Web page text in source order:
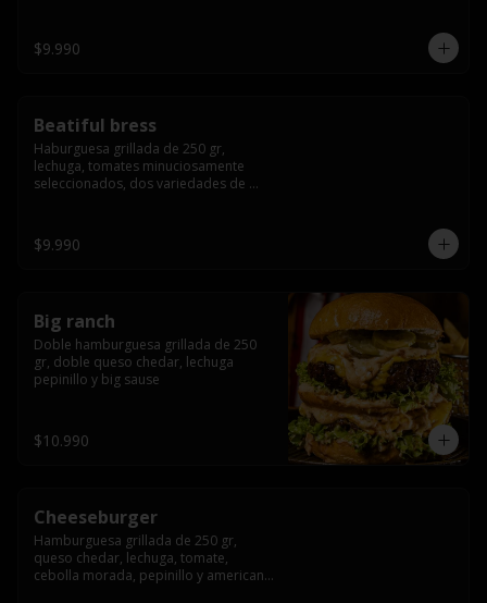
$9.990
Beatiful bress
Haburguesa grillada de 250 gr,
lechuga, tomates minuciosamente
seleccionados, dos variedades de
lentamente en el grill, para finalizar
todo con una envolvente salsa cristal
$9.990
Big ranch
Doble hamburguesa grillada de 250
gr, doble queso chedar, lechuga
pepinillo y big sause
$10.990
Cheeseburger
Hamburguesa grillada de 250 gr,
queso chedar, lechuga, tomate,
cebolla morada, pepinillo y american